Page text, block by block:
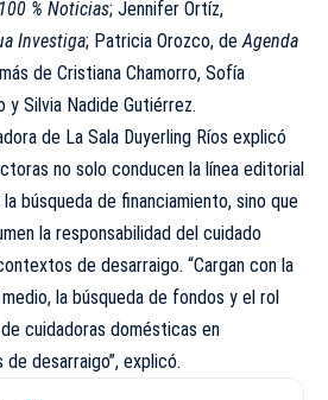
100 % Noticias; Jennifer Ortíz,
Investiga; Patricia Orozco, deAgenda
de Cristiana Chamorro, Sofía
y Silvia Nadide Gutiérrez.
de La Sala Duyerling Ríos explicó
no solo conducen la línea editorial
búsqueda de financiamiento, sino que
la responsabilidad del cuidado
de desarraigo. “Cargan con la
la búsqueda de fondos y el rol
cuidadoras domésticas en
desarraigo”, explicó.